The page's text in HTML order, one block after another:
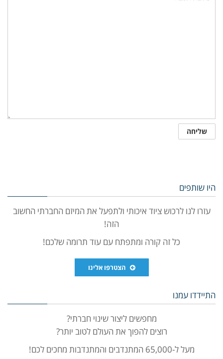
היו שותפים
עזרו לנו לרכוש ציוד איכותי ולתפעל את המיזם החברתי החשוב
הזה!
כל זה קורה ומתפתח עם עוד תרומה שלכם!
הצטרפו אלינו
התיידדו עמנו
מחפשים ליצור שינוי חברתי?
רוצים להפוך את העולם לטוב יותר?
מעל ל-65,000 המתנדבים והמתנדבות מחכים לכם!